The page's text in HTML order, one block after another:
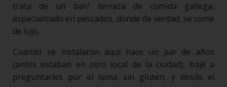
trata de un bar/ terraza de comida gallega,
especializado en pescados, donde de verdad, se come
de lujo.
Cuando se instalaron aquí hace un par de años
(antes estaban en otro local de la ciudad), bajé a
preguntarles por el tema sin gluten, y desde el